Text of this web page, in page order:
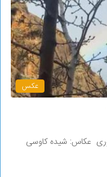
عکس